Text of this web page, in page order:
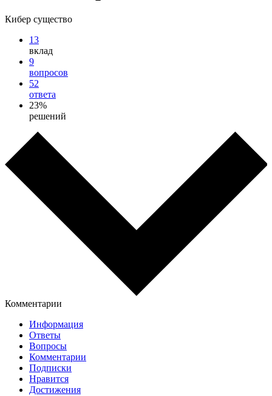
Кибер существо
13
вклад
9
вопросов
52
ответа
23%
решений
Комментарии
Информация
Ответы
Вопросы
Комментарии
Подписки
Нравится
Достижения